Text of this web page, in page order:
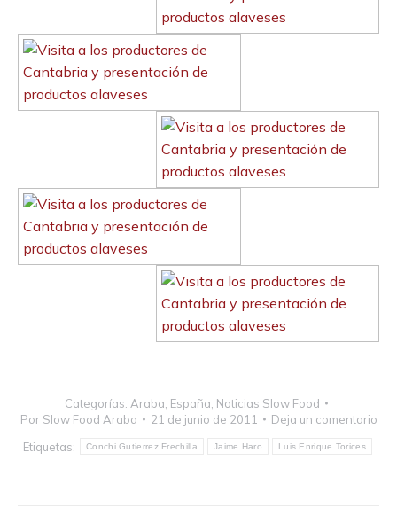
Categorías: Araba España Noticias Slow Food
Por Slow Food Araba 21 de junio de 2011
Deja un comentario
Etiquetas:
Conchi Gutierrez Frechilla Jaime Haro Luis Enrique Torices